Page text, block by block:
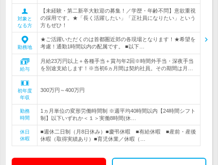
対象と
なる方
【未経験・第二新卒大歓迎の募集！／学歴・年齢不問】意欲重視
の採用です。★「長く活躍したい」「正社員になりたい」という
方もぜひ！
勤務地
★ご活躍いただくのは首都圏近郊の各現場となります！★希望を
考慮！通勤1時間以内の配属です。 ■以下…
給与
月給23万円以上＋各種手当＋賞与年2回※時間外手当・深夜手当
を別途支給します！※当初6ヵ月間は契約社員。その期間は月…
初年度
年収
300万円～400万円
勤務
時間
1ヵ月単位の変形労働時間制 ※週平均40時間以内【24時間シフト
制】以下いずれか＜１＞実働8時間(休…
休日
休暇
■週休二日制（月8日休み）■慶弔休暇 ■有給休暇 ■産前・産後
休暇（取得実績あり）■育児休業／休暇（…